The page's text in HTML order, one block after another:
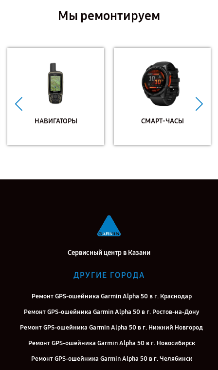
Мы ремонтируем
НАВИГАТОРЫ СМАРТ-ЧАСЫ
Сервисный центр в Казани
ДРУГИЕ ГОРОДА
Ремонт GPS-ошейника Garmin Alpha 50 в г. Краснодар
Ремонт GPS-ошейника Garmin Alpha 50 в г. Ростов-на-Дону
Ремонт GPS-ошейника Garmin Alpha 50 в г. Нижний Новгород
Ремонт GPS-ошейника Garmin Alpha 50 в г. Новосибирск
Ремонт GPS-ошейника Garmin Alpha 50 в г. Челябинск